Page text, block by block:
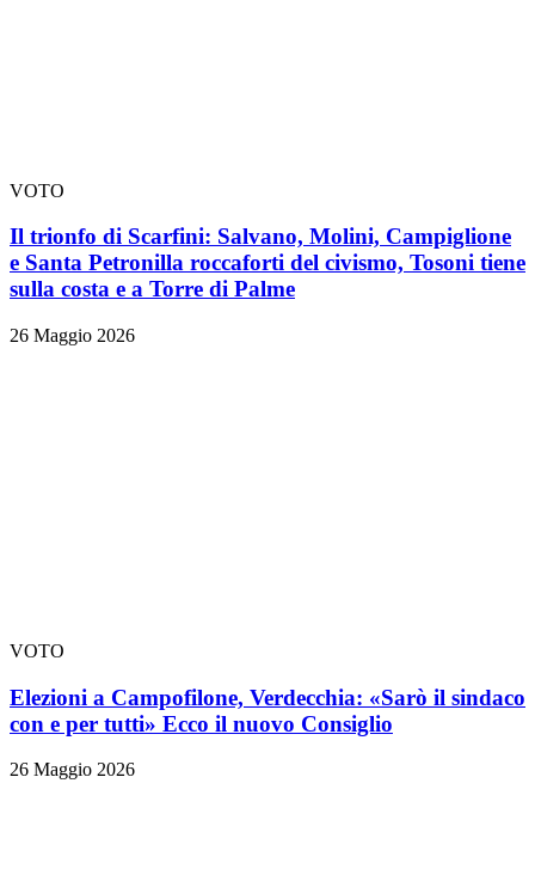
VOTO
Il trionfo di Scarfini: Salvano, Molini, Campiglione
e Santa Petronilla roccaforti del civismo, Tosoni tiene
sulla costa e a Torre di Palme
26 Maggio 2026
VOTO
Elezioni a Campofilone, Verdecchia: «Sarò il sindaco
con e per tutti» Ecco il nuovo Consiglio
26 Maggio 2026